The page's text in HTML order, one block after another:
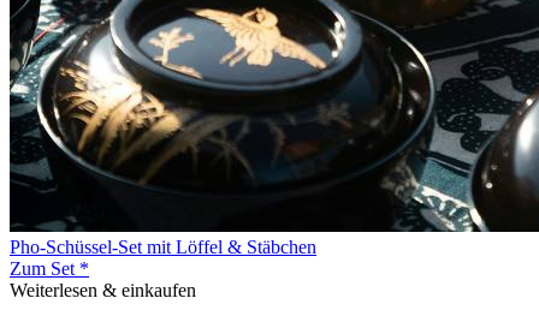
Pho-Schüssel-Set mit Löffel & Stäbchen
Zum Set *
Weiterlesen & einkaufen